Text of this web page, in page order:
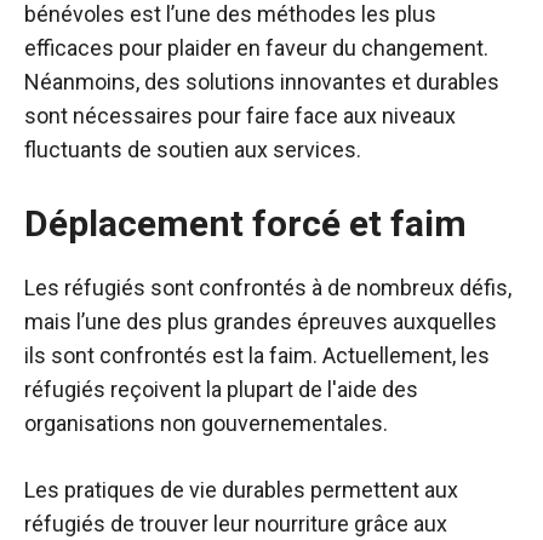
bénévoles est l’une des méthodes les plus
efficaces pour plaider en faveur du changement.
Néanmoins, des solutions innovantes et durables
sont nécessaires pour faire face aux niveaux
fluctuants de soutien aux services.
Déplacement forcé et faim
Les réfugiés sont confrontés à de nombreux défis,
mais l’une des plus grandes épreuves auxquelles
ils sont confrontés est la faim. Actuellement, les
réfugiés reçoivent la plupart de l'aide des
organisations non gouvernementales.
Les pratiques de vie durables permettent aux
réfugiés de trouver leur nourriture grâce aux